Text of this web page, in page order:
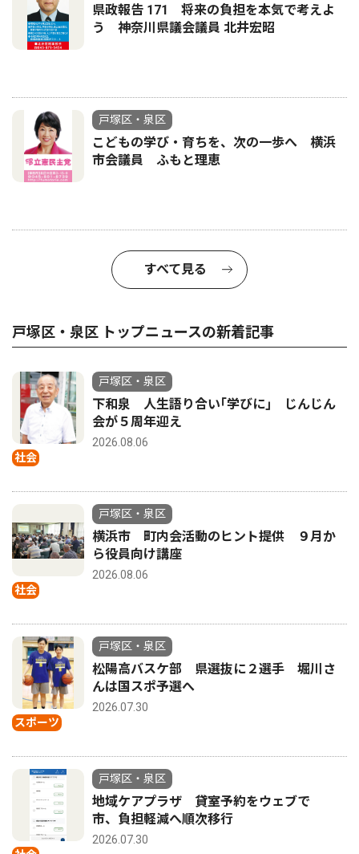
県政報告 171 将来の負担を本気で考えよ
う 神奈川県議会議員 北井宏昭
戸塚区・泉区
こどもの学び・育ちを、次の一歩へ 横浜
市会議員 ふもと理恵
すべて見る
戸塚区・泉区 トップニュースの新着記事
社会
戸塚区・泉区
下和泉 人生語り合い｢学びに｣ じんじん
会が５周年迎え
2026.08.06
社会
戸塚区・泉区
横浜市 町内会活動のヒント提供 ９月か
ら役員向け講座
2026.08.06
スポーツ
戸塚区・泉区
松陽高バスケ部 県選抜に２選手 堀川さ
んは国スポ予選へ
2026.07.30
戸塚区・泉区
地域ケアプラザ 貸室予約をウェブで
市、負担軽減へ順次移行
2026.07.30